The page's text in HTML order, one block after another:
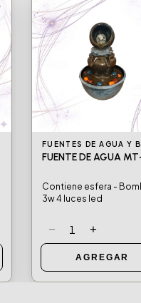
FUENTE DE AGUA
Contiene esfera -
3w 4 luces led
− 1 +
AGREGAR